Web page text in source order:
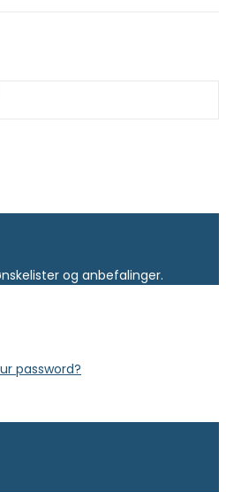
og anbefalinger.
password?